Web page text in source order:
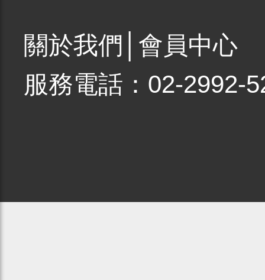
關於我們
會員中心
服務電話：02-2992-